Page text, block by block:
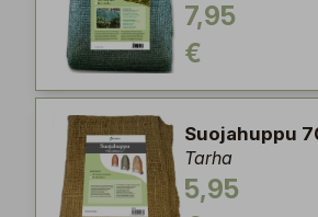
7,95
€
Suojahuppu
Tarha
5,95